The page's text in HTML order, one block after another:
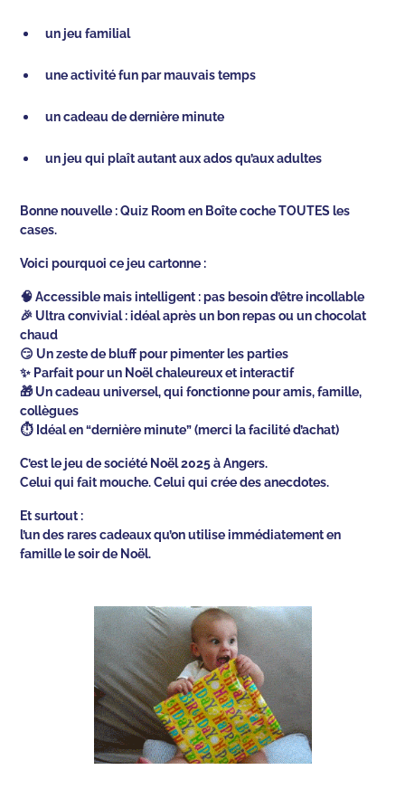
un jeu familial
une activité fun par mauvais temps
un cadeau de dernière minute
un jeu qui plaît autant aux ados qu’aux adultes
Bonne nouvelle : Quiz Room en Boîte coche TOUTES les
cases.
Voici pourquoi ce jeu cartonne :
🧠 Accessible mais intelligent : pas besoin d’être incollable
🎉 Ultra convivial : idéal après un bon repas ou un chocolat
chaud
😏 Un zeste de bluff pour pimenter les parties
✨ Parfait pour un Noël chaleureux et interactif
🎁 Un cadeau universel, qui fonctionne pour amis, famille,
collègues
⏱️ Idéal en “dernière minute” (merci la facilité d’achat)
C’est le jeu de société Noël 2025 à Angers.
Celui qui fait mouche. Celui qui crée des anecdotes.
Et surtout :
l’un des rares cadeaux qu’on utilise immédiatement en
famille le soir de Noël.